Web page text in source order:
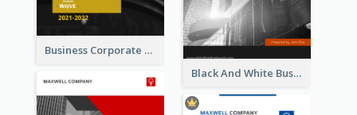
Business Corporate Annual Report
Black And White Business Report